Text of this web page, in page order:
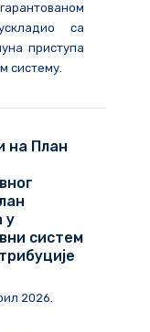
са
приступа
систему.
на План
у
систем
2026.